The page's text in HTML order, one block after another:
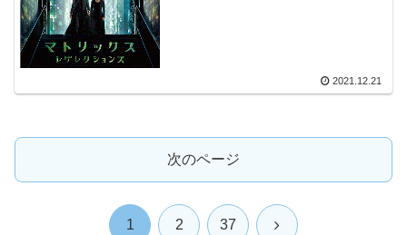
2021.12.21
次のページ
1 2 37 次